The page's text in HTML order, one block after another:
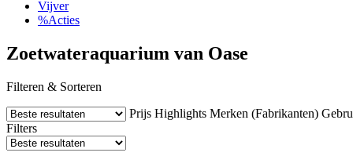
Vijver
%Acties
Zoetwateraquarium van Oase
Filteren & Sorteren
Prijs Highlights Merken (Fabrikanten)
Filters